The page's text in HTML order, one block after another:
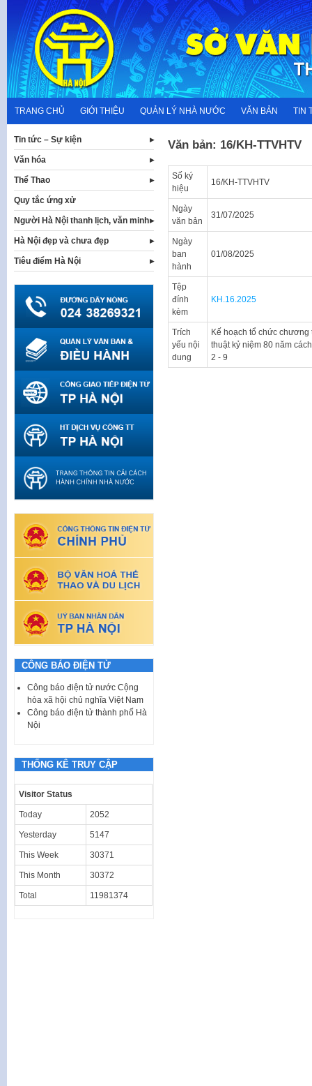
content
TRANG CHỦ GIỚI THIỆU QUẢN LÝ NHÀ NƯỚC VĂN BẢN TIN
Văn bản: 16/KH-TTVHTV
Số ký
hiệu
16/KH-TTVHTV
Ngày
văn bản
31/07/2025
Ngày
ban
hành
01/08/2025
Tệp
đính
kèm
KH.16.2025
Trích
yếu nội
dung
Kế hoạch tổ chức
thuật kỷ niệm 80 năm
2 - 9
Tin tức – Sự kiện
Văn hóa
Thể Thao
Quy tắc ứng xử
Người Hà Nội thanh lịch, văn minh
Hà Nội đẹp và chưa đẹp
Tiêu điểm Hà Nội
CÔNG BÁO ĐIỆN TỬ
Công báo điện tử nước Cộng
hòa xã hội chủ nghĩa Việt Nam
Công báo điện tử thành phố Hà
Nội
THỐNG KÊ TRUY CẬP
Visitor Status
Today 2052
Yesterday 5147
This Week 30371
This Month 30372
Total 11981374